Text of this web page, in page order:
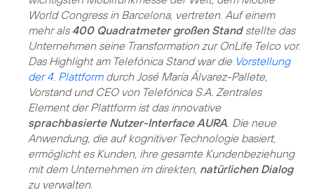
World Congress in Barcelona, vertreten. Auf einem
mehr als 400 Quadratmeter großen Standstellte das
Unternehmen seine Transformation zur OnLife Telco vor.
Das Highlight am Telefónica Stand war die Vorstellung
der 4. Plattformdurch José María Álvarez-Pallete,
Vorstand und CEO von Telefónica S.A. Zentrales
Element der Plattform ist das innovative
sprachbasierte Nutzer-Interface AURA . Die neue
Anwendung, die auf kognitiver Technologie basiert,
ermöglicht es Kunden, ihre gesamte Kundenbeziehung
mit dem Unternehmen im direkten, natürlichen Dialog
zu verwalten.